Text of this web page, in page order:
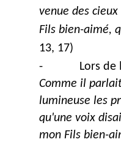
venue des
Fils bien-aimé,
13, 17)
-
Lors
Comme il
lumineuse les
qu'une voix
mon Fils bien-